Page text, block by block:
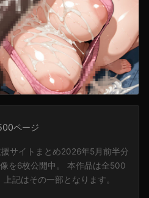
ページ
サイトまとめ2026年5月前半分
を6枚公開中。 本作品は全500
記はその一部となります。